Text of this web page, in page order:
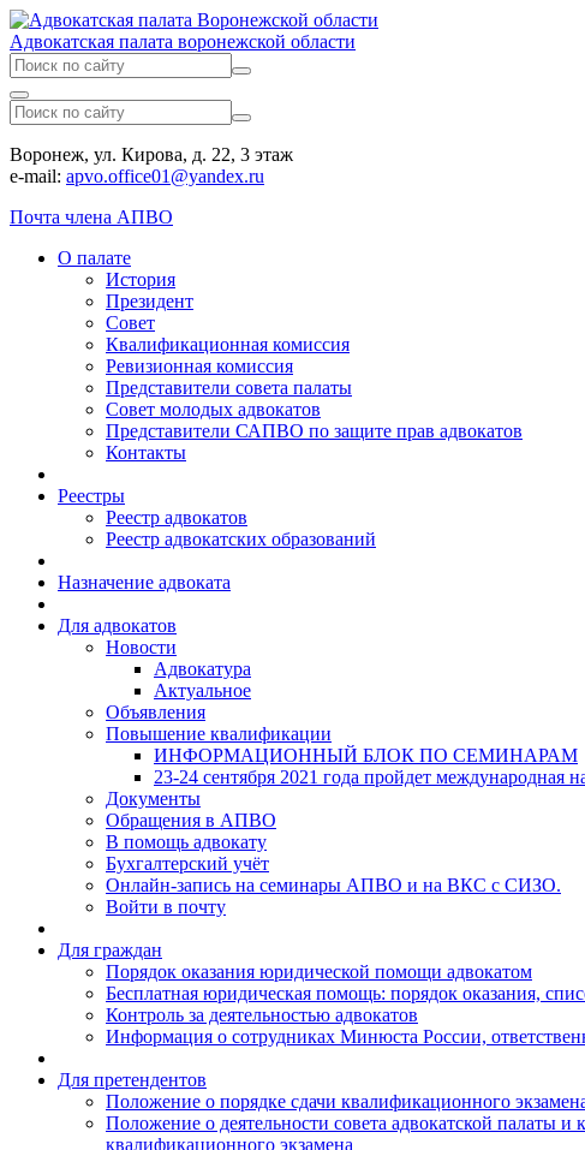
Адвокатская палата воронежской области
Воронеж, ул. Кирова, д. 22, 3 этаж
e-mail: apvo.office01@yandex.ru
Почта члена АПВО
О палате
История
Президент
Совет
Квалификационная комиссия
Ревизионная комиссия
Представители совета палаты
Совет молодых адвокатов
Представители САПВО по защите прав адвокатов
Контакты
Реестры
Реестр адвокатов
Реестр адвокатских образований
Назначение адвоката
Для адвокатов
Новости
Адвокатура
Актуальное
Объявления
Повышение квалификации
ИНФОРМАЦИОННЫЙ БЛОК ПО СЕМИНАРАМ
23-24 сентября 2021 года пройдет международная
Документы
Обращения в АПВО
В помощь адвокату
Бухгалтерский учёт
Онлайн-запись на семинары АПВО и на ВКС с СИЗО.
Войти в почту
Для граждан
Порядок оказания юридической помощи адвокатом
Бесплатная юридическая помощь: порядок оказания,
Контроль за деятельностью адвокатов
Информация о сотрудниках Минюста России,
Для претендентов
Положение о порядке сдачи квалификационного
Положение о деятельности совета адвокатской палаты
квалификационного экзамена